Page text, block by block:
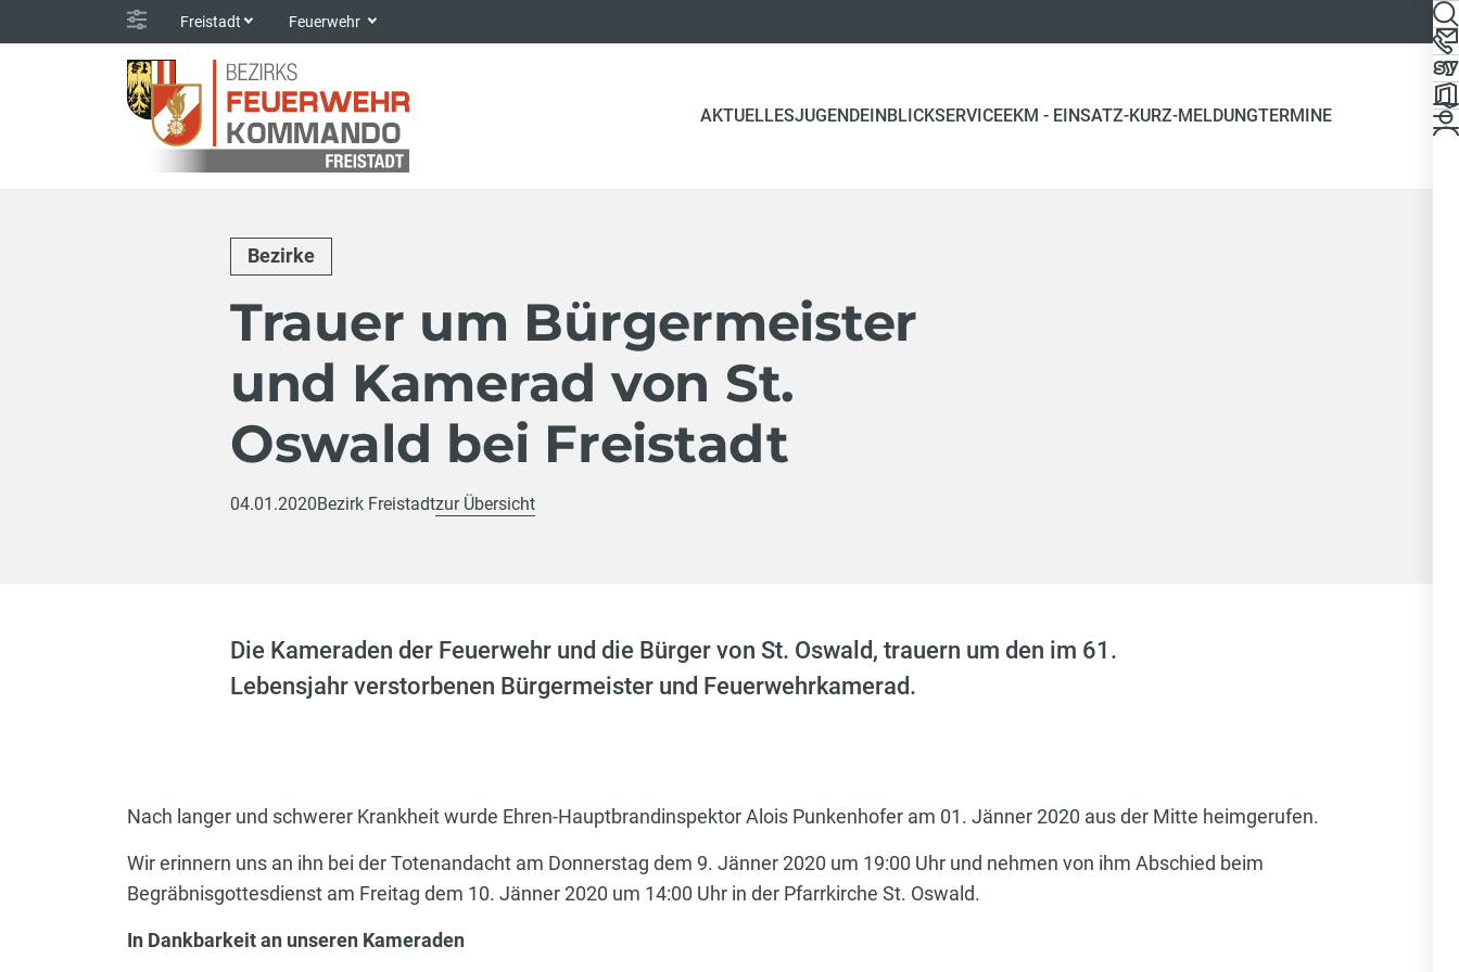
Freistadt Feuerwehr
AKTUELLES(CURRENT)
JUGENDEINBLICKSERVICEEKM - EINSATZ-KURZ-MELDUNGTERMINE
Bezirke
Trauer um Bürgermeister
und Kamerad von St.
Oswald bei Freistadt
04.01.2020Bezirk Freistadtzur Übersicht
Die Kameraden der Feuerwehr und die Bürger von St. Oswald, trauern um den im 61.
Lebensjahr verstorbenen Bürgermeister und Feuerwehrkamerad.
Nach langer und schwerer Krankheit wurde Ehren-Hauptbrandinspektor Alois Punkenhofer am 01. Jänner 2020 aus der Mitte heimgerufen.
Wir erinnern uns an ihn bei der Totenandacht am Donnerstag dem 9. Jänner 2020 um 19:00 Uhr und nehmen von ihm Abschied beim
Begräbnisgottesdienst am Freitag dem 10. Jänner 2020 um 14:00 Uhr in der Pfarrkirche St. Oswald.
In Dankbarkeit an unseren Kameraden